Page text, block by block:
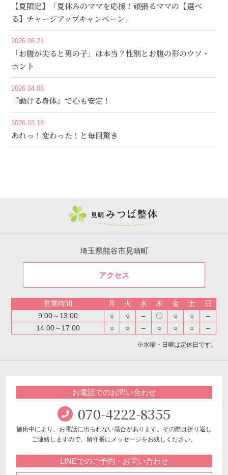
【夏限定】「夏休みのママを応援！頑張るママの【選べ
る】チャージアップキャンペーン」
2026.06.21
「お腹が尖ると男の子」は本当？性別とお腹の形のウソ・
ホント
2026.04.05
『動ける身体』で心も安定！
2026.03.18
あれっ！変わった！と毎回驚き
埼玉県熊谷市見晴町
アクセス
営業時間 月 火 水 木 金 土
日
9:00～13:00
○ ○ – 〇 ○ ○
–
14:00～17:00
○ ○ – ○ ○ ○ –
※水曜・日曜は定休日です。
お電話でのお問い合わせ
070-4222-8355
施術中により、お電話に出られない場合があります。 その際は折り返し
ご連絡しますので、留守番にメッセージをお残しください。
LINEでのご予約・お問い合わせ